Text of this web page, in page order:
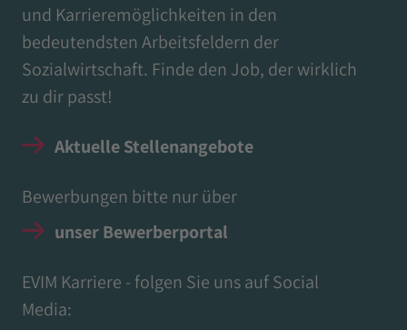
und Karrieremöglichkeiten in den
bedeutendsten Arbeitsfeldern der
Sozialwirtschaft. Finde den Job, der wirklich
zu dir passt!
Aktuelle Stellenangebote
Bewerbungen bitte nur über
unser Bewerberportal
EVIM Karriere - folgen Sie uns auf Social
Media: